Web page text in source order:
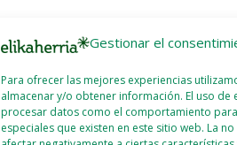
Gestionar el
Para ofrecer las mejores experiencias
almacenar y/o obtener información. El uso
procesar datos como el comportamiento
especiales que existen en este sitio web. La